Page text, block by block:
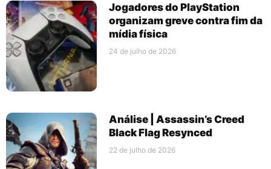
Jogadores do PlayStation
organizam greve contra fim da
mídia física
24 de julho de 2026
Análise | Assassin’s Creed
Black Flag Resynced
22 de julho de 2026